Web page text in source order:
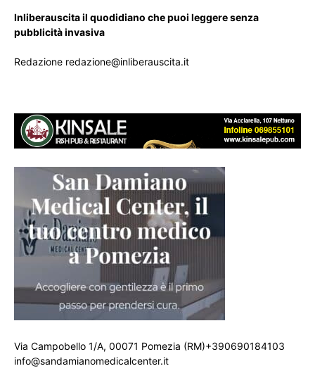
Inliberauscita il quodidiano che puoi leggere senza
pubblicità invasiva
Redazione redazione@inliberauscita.it
Via Campobello 1/A, 00071 Pomezia (RM)+390690184103
info@sandamianomedicalcenter.it